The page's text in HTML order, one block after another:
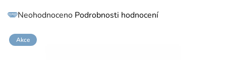
Průměrné
hodnocení
0,0
5
Neohodnoceno Podrobnosti hodnocení
Akce